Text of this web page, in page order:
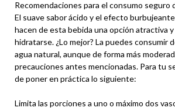
Recomendaciones para el consumo seguro
El suave sabor ácido y el efecto
hacen de esta bebida una opción atractiva
hidratarse. ¿Lo mejor? La puedes consumir
agua natural, aunque de forma más
precauciones antes mencionadas. Para tu
de poner en práctica lo siguiente:
Limita las porciones a uno o máximo dos